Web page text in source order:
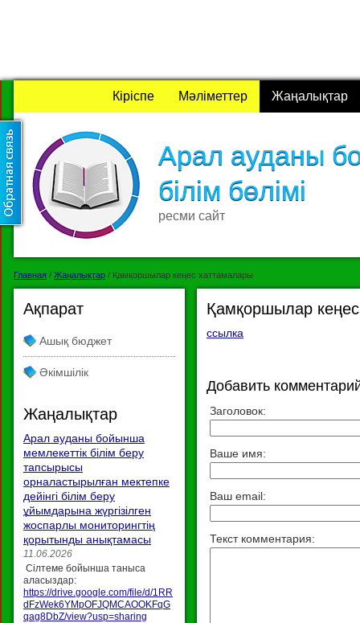
Кіріспе Мәліметтер Жаңалықтар
Арал ауданы
білім бөлімі
ресми сайт
Главная / Жаңалықтар / Қамқоршылар кеңес хаттамалары
Ақпарат
Ашық бюджет
Әкімшілік
Жаңалықтар
Арал ауданы бойынша
мемлекеттік білім беру
тапсырысы
орналастырылған мектепке
дейінгі білім беру
ұйымдарына жүргізілген
жоспарлы мониторингтің
қорытынды анықтамасы
11.06.2026
Сілтеме бойынша таныса
аласыздар:
https://drive.google.com/file/d/1RR
dFzWek6YMpOFJQMCAOOKFqG
qag8DbZ/view?usp=sharing
Қамқоршылар
ссылка
Добавить
Заголовок:
Ваше имя:
Ваш email:
Текст комментария: